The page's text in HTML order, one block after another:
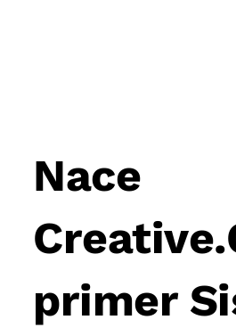
Nace
primer
navigation